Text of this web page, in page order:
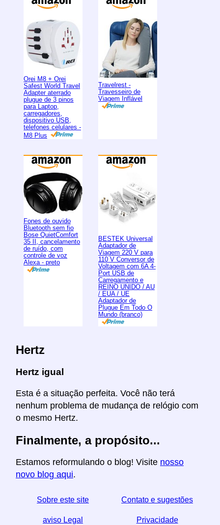
Orei M8 + Orei
Safest World Travel
Adapter aterrado
plugue de 3 pinos
para Laptop,
carregadores,
dispositivo USB,
telefones celulares -
M8 Plus
Travelrest -
Travesseiro de
Viagem Inflável
Fones de ouvido
Bluetooth sem fio
Bose QuietComfort
35 II, cancelamento
de ruído, com
controle de voz
Alexa - preto
BESTEK Universal
Adaptador de
Viagem 220 V para
110 V Conversor de
Voltagem com 6A 4-
Port USB de
Carregamento e
REINO UNIDO / AU
/ EUA / UE
Adaptador de
Plugue Em Todo O
Mundo (branco)
Hertz
Hertz igual
Esta é a situação perfeita. Você não terá
nenhum problema de mudança de relógio com
o mesmo Hertz.
Finalmente, a propósito...
Estamos reformulando o blog! Visite nosso
novo blog aqui.
Sobre este site Contato e sugestões
aviso Legal Privacidade